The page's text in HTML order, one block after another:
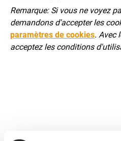
Remarque: Si vous ne voyez
demandons d'accepter les
paramètres de cookies. Avec
acceptez les conditions